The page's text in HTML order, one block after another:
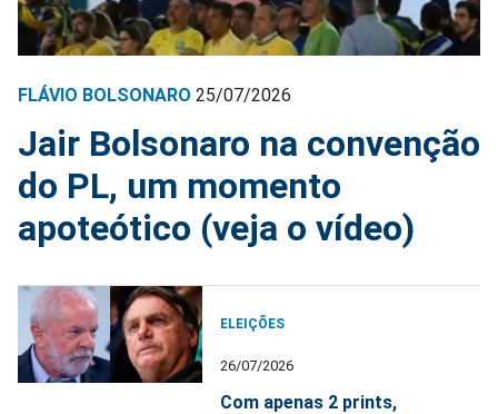
FLÁVIO BOLSONARO 25/07/2026
Jair Bolsonaro na convenção
do PL, um momento
apoteótico (veja o vídeo)
ELEIÇÕES
26/07/2026
Com apenas 2 prints,